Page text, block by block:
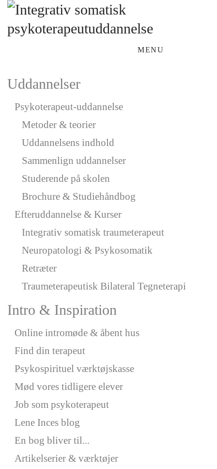
MENU
Uddannelser
Psykoterapeut-uddannelse
Metoder & teorier
Uddannelsens indhold
Sammenlign uddannelser
Studerende på skolen
Brochure & Studiehåndbog
Efteruddannelse & Kurser
Integrativ somatisk traumeterapeut
Neuropatologi & Psykosomatik
Retræter
Traumeterapeutisk Bilateral Tegneterapi
Intro & Inspiration
Online intromøde & åbent hus
Find din terapeut
Psykospirituel værktøjskasse
Mød vores tidligere elever
Job som psykoterapeut
Lene Inces blog
En bog bliver til...
Artikelserier & værktøjer